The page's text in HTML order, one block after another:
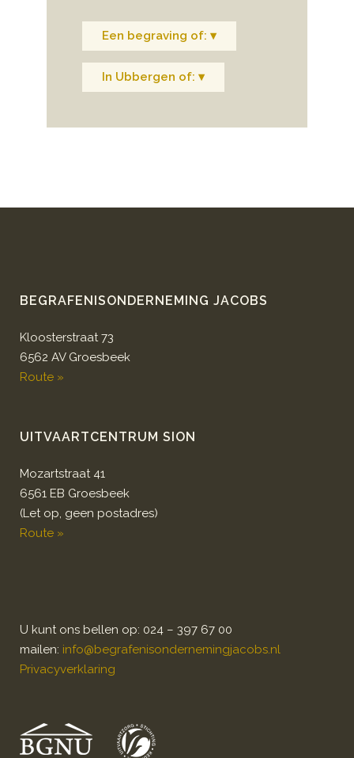
Een begraving of: ▾
In Ubbergen of: ▾
BEGRAFENISONDERNEMING JACOBS
Kloosterstraat 73
6562 AV Groesbeek
Route »
UITVAARTCENTRUM SION
Mozartstraat 41
6561 EB Groesbeek
(Let op, geen postadres)
Route »
U kunt ons bellen op: 024 – 397 67 00
mailen: info@begrafenisondernemingjacobs.nl
Privacyverklaring